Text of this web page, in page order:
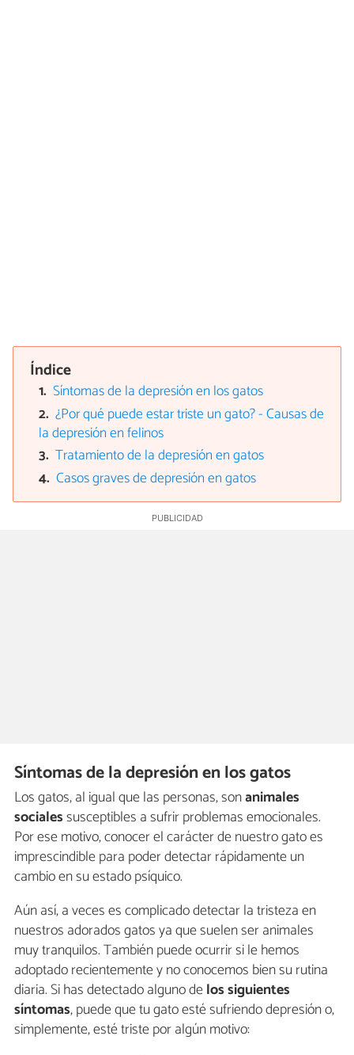
Índice
Síntomas de la depresión en los gatos
¿Por qué puede estar triste un gato? - Causas de
la depresión en felinos
Tratamiento de la depresión en gatos
Casos graves de depresión en gatos
Síntomas de la depresión en los gatos
Los gatos, al igual que las personas, sonanimales
socialessusceptibles a sufrir problemas emocionales.
Por ese motivo, conocer el carácter de nuestro gato es
imprescindible para poder detectar rápidamente un
cambio en su estado psíquico.
Aún así, a veces es complicado detectar la tristeza en
nuestros adorados gatos ya que suelen ser animales
muy tranquilos. También puede ocurrir si le hemos
adoptado recientemente y no conocemos bien su rutina
diaria. Si has detectado alguno delos siguientes
síntomas, puede que tu gato esté sufriendo depresión o,
simplemente, esté triste por algún motivo: